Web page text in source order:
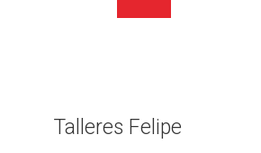
Talleres Felipe